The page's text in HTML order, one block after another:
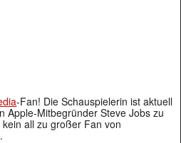
-Fan! Die Schauspielerin ist aktuell
Apple-Mitbegründer Steve Jobs zu
all zu großer Fan von